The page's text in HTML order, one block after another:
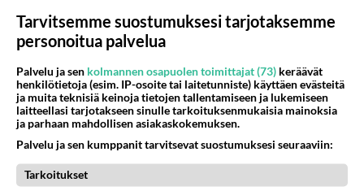
RESEPTIT
Tarvitsemme suostumuksesi tarjotaksemme
personoitua palvelua
Palvelu ja sen kolmannen osapuolen toimittajat (73) keräävät
henkilötietoja (esim. IP-osoite tai laitetunniste) käyttäen evästeitä
ja muita teknisiä keinoja tietojen tallentamiseen ja lukemiseen
laitteellasi tarjotakseen sinulle tarkoituksenmukaisia mainoksia
ja parhaan mahdollisen asiakaskokemuksen.
Palvelu ja sen kumppanit tarvitsevat suostumuksesi seuraaviin:
Tarkoitukset